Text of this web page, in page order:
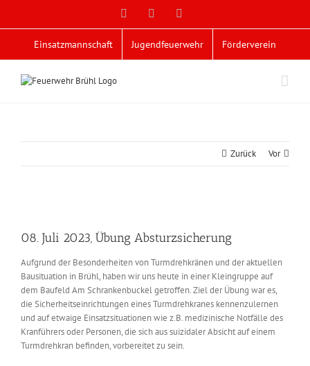
Facebook
Einsatzmannschaft Jugendfeuerwehr Förderverein
Zurück Vor
Bild
08. Juli 2023, Übung Absturzsicherung
Aufgrund der Besonderheiten von Turmdrehkränen und der aktuellen
Bausituation in Brühl, haben wir uns heute in einer Kleingruppe auf
dem Baufeld Am Schrankenbuckel getroffen. Ziel der Übung war es,
die Sicherheitseinrichtungen eines Turmdrehkranes kennenzulernen
und auf etwaige Einsatzsituationen wie z.B. medizinische Notfälle des
Kranführers oder Personen, die sich aus suizidaler Absicht auf einem
Turmdrehkran befinden, vorbereitet zu sein.